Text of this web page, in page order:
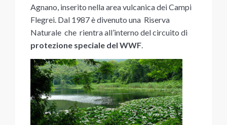
Agnano, inserito nella area vulcanica dei Campi
Flegrei. Dal 1987 è divenuto una Riserva
Naturale che rientra all’interno del circuito di
protezione speciale del WWF.